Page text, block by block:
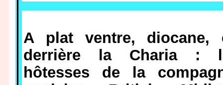
A plat ventre, diocane,
derrière la Charia :
hôtesses de la